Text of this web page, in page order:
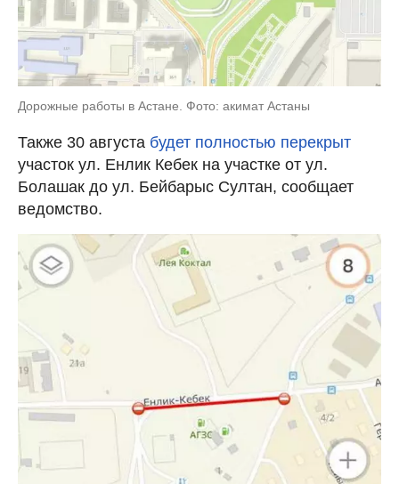
Дорожные работы в Астане. Фото: акимат Астаны
Также 30 августа будет полностью перекрыт
участок ул. Енлик Кебек на участке от ул.
Болашак до ул. Бейбарыс Султан, сообщает
ведомство.